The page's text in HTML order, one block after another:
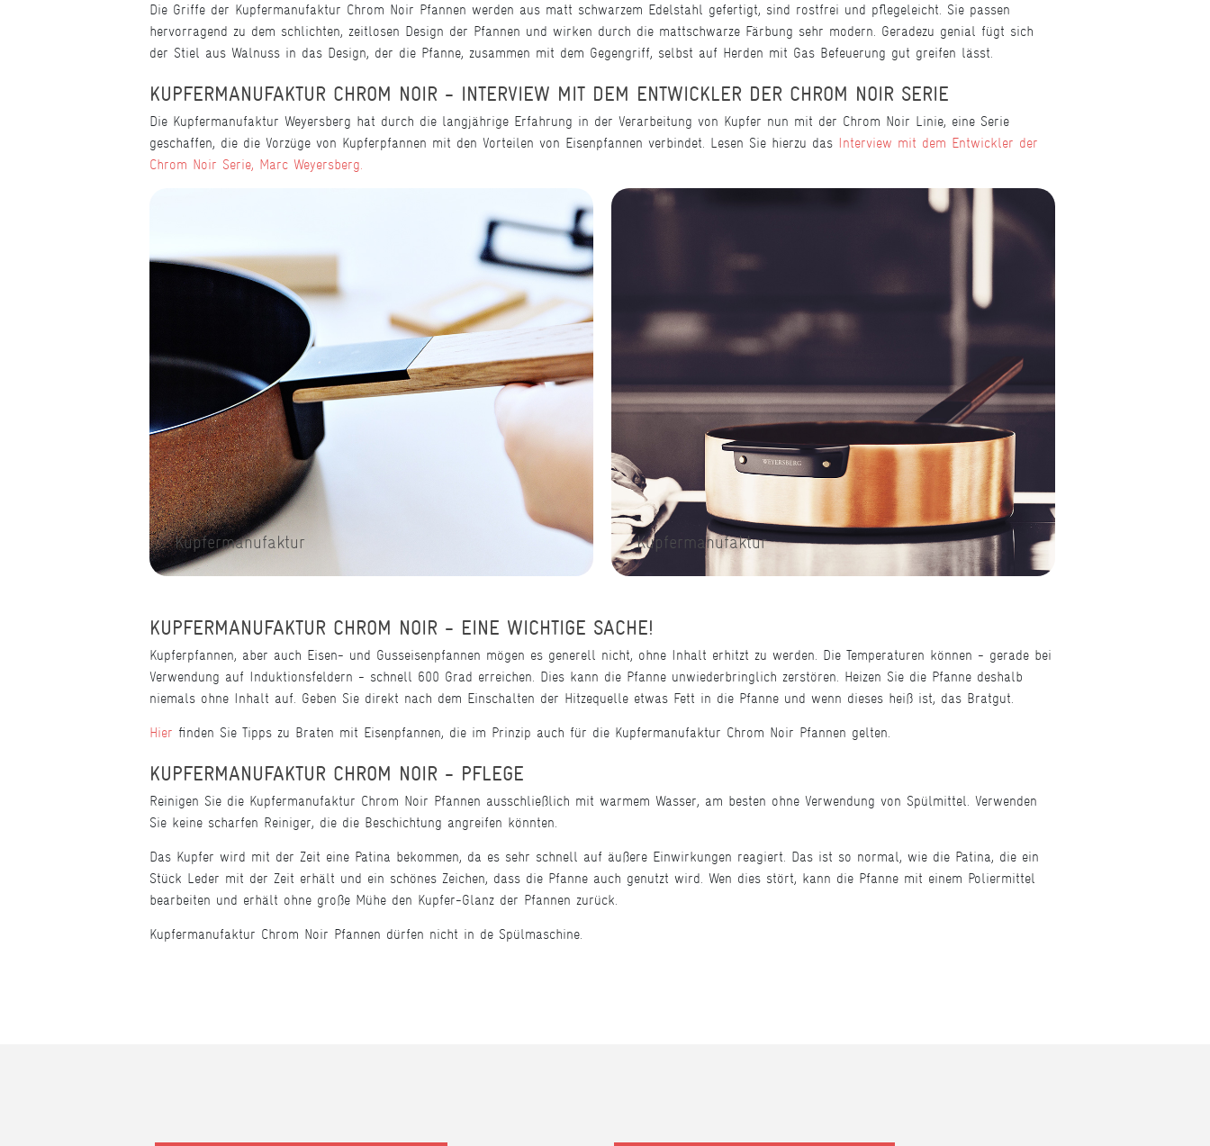
Die Griffe der Kupfermanufaktur Chrom Noir Pfannen werden aus matt schwarzem Edelstahl gefertigt, sind rostfrei und pflegeleicht. Sie passen
hervorragend zu dem schlichten, zeitlosen Design der Pfannen und wirken durch die mattschwarze Färbung sehr modern. Geradezu genial fügt sich
der Stiel aus Walnuss in das Design, der die Pfanne, zusammen mit dem Gegengriff, selbst auf Herden mit Gas Befeuerung gut greifen lässt.
KUPFERMANUFAKTUR CHROM NOIR - INTERVIEW MIT DEM ENTWICKLER DER CHROM NOIR SERIE
Die Kupfermanufaktur Weyersberg hat durch die langjährige Erfahrung in der Verarbeitung von Kupfer nun mit der Chrom Noir Linie, eine Serie
geschaffen, die die Vorzüge von Kupferpfannen mit den Vorteilen von Eisenpfannen verbindet. Lesen Sie hierzu das Interview mit dem Entwickler der
Chrom Noir Serie, Marc Weyersberg.
Kupfermanufaktur Kupfermanufaktur
KUPFERMANUFAKTUR CHROM NOIR - EINE WICHTIGE SACHE!
Kupferpfannen, aber auch Eisen- und Gusseisenpfannen mögen es generell nicht, ohne Inhalt erhitzt zu werden. Die Temperaturen können - gerade bei
Verwendung auf Induktionsfeldern - schnell 600 Grad erreichen. Dies kann die Pfanne unwiederbringlich zerstören. Heizen Sie die Pfanne deshalb
niemals ohne Inhalt auf. Geben Sie direkt nach dem Einschalten der Hitzequelle etwas Fett in die Pfanne und wenn dieses heiß ist, das Bratgut.
Hier finden Sie Tipps zu Braten mit Eisenpfannen, die im Prinzip auch für die Kupfermanufaktur Chrom Noir Pfannen gelten.
KUPFERMANUFAKTUR CHROM NOIR - PFLEGE
Reinigen Sie die Kupfermanufaktur Chrom Noir Pfannen ausschließlich mit warmem Wasser, am besten ohne Verwendung von Spülmittel. Verwenden
Sie keine scharfen Reiniger, die die Beschichtung angreifen könnten.
Das Kupfer wird mit der Zeit eine Patina bekommen, da es sehr schnell auf äußere Einwirkungen reagiert. Das ist so normal, wie die Patina, die ein
Stück Leder mit der Zeit erhält und ein schönes Zeichen, dass die Pfanne auch genutzt wird. Wen dies stört, kann die Pfanne mit einem Poliermittel
bearbeiten und erhält ohne große Mühe den Kupfer-Glanz der Pfannen zurück.
Kupfermanufaktur Chrom Noir Pfannen dürfen nicht in de Spülmaschine.